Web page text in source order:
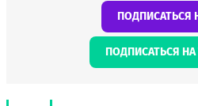
ПОДПИСАТЬСЯ
ПОДПИСАТЬСЯ НА